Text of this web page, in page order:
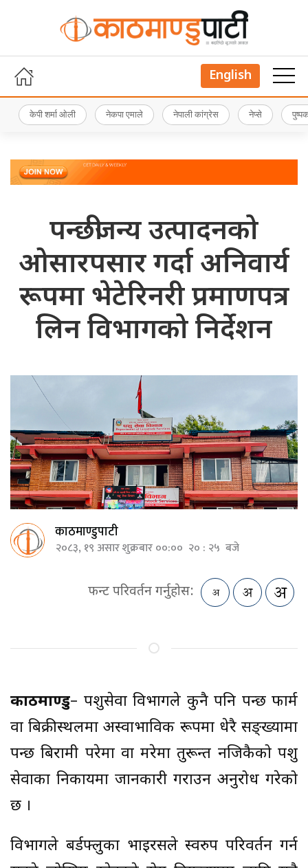
English
केपी शर्मा ओली नेकपा एमाले नेपाली कांग्रेस नेप्से
पन्छीजन्य उत्पादनको
ओसारपसार गर्दा अनिवार्य
रूपमा भेटेरिनरी प्रमाणपत्र
लिन विभागको निर्देशन
काठमाण्डुपाटी
२०८३, १९ असार शुक्रबार ००:०० २० : २५ बजे
फन्ट परिवर्तन गर्नुहोस:
काठमाण्डु– पशुसेवा विभागले कुनै पनि पन्छी फार्म
वा बिक्रीस्थलमा अस्वाभाविक रूपमा धेरै सङ्ख्यामा
पन्छी बिरामी परेमा वा मरेमा तुरून्त नजिकैको पशु
सेवाका निकायमा जानकारी गराउन अनुरोध गरेको
छ ।
विभागले बर्डफ्लुका भाइरसले स्वरुप परिवर्तन गर्न